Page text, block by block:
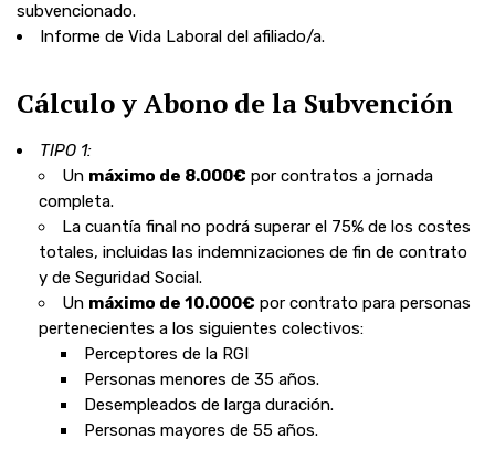
subvencionado.
Informe de Vida Laboral del afiliado/a.
Cálculo y Abono de la Subvención
TIPO 1:
Un máximo de 8.000€ por contratos a jornada
completa.
La cuantía final no podrá superar el 75% de los costes
totales, incluidas las indemnizaciones de fin de contrato
y de Seguridad Social.
Un máximo de 10.000€ por contrato para personas
pertenecientes a los siguientes colectivos:
Perceptores de la RGI
Personas menores de 35 años.
Desempleados de larga duración.
Personas mayores de 55 años.